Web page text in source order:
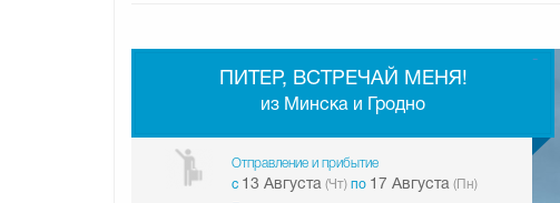
ПИТЕР, ВСТРЕЧАЙ МЕНЯ!
из Минска и Гродно
Отправление и прибытие
c 13 Августа (Чт) по 17 Августа (Пн)
-